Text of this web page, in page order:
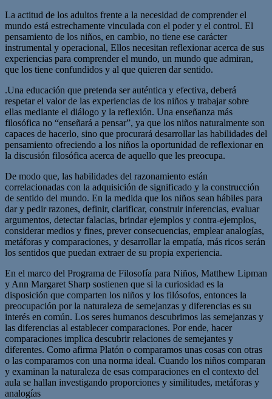
La actitud de los adultos frente a la necesidad de comprender el
mundo está estrechamente vinculada con el poder y el control. El
pensamiento de los niños, en cambio, no tiene ese carácter
instrumental y operacional, Ellos necesitan reflexionar acerca de sus
experiencias para comprender el mundo, un mundo que admiran,
que los tiene confundidos y al que quieren dar sentido.
.Una educación que pretenda ser auténtica y efectiva, deberá
respetar el valor de las experiencias de los niños y trabajar sobre
ellas mediante el diálogo y la reflexión. Una enseñanza más
filosófica no “enseñará a pensar”, ya que los niños naturalmente son
capaces de hacerlo, sino que procurará desarrollar las habilidades del
pensamiento ofreciendo a los niños la oportunidad de reflexionar en
la discusión filosófica acerca de aquello que les preocupa.
De modo que, las habilidades del razonamiento están
correlacionadas con la adquisición de significado y la construcción
de sentido del mundo. En la medida que los niños sean hábiles para
dar y pedir razones, definir, clarificar, construir inferencias, evaluar
argumentos, detectar falacias, brindar ejemplos y contra-ejemplos,
considerar medios y fines, prever consecuencias, emplear analogías,
metáforas y comparaciones, y desarrollar la empatía, más ricos serán
los sentidos que puedan extraer de su propia experiencia.
En el marco del Programa de Filosofía para Niños, Matthew Lipman
y Ann Margaret Sharp sostienen que si la curiosidad es la
disposición que comparten los niños y los filósofos, entonces la
preocupación por la naturaleza de semejanzas y diferencias es su
interés en común. Los seres humanos descubrimos las semejanzas y
las diferencias al establecer comparaciones. Por ende, hacer
comparaciones implica descubrir relaciones de semejantes y
diferentes. Como afirma Platón o comparamos unas cosas con otras
o las comparamos con una norma ideal. Cuando los niños comparan
y examinan la naturaleza de esas comparaciones en el contexto del
aula se hallan investigando proporciones y similitudes, metáforas y
analogías